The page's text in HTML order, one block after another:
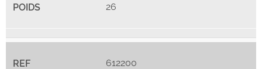
26
612200